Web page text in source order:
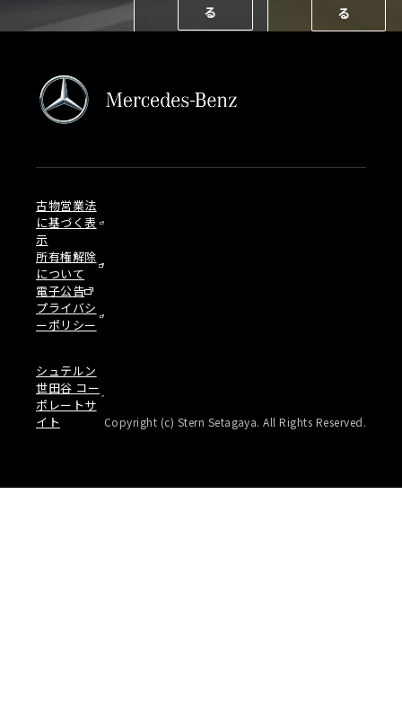
る
る
古物営業法
に基づく表
示
所有権解除
について
電子公告
プライバシ
ーポリシー
シュテルン
世田谷 コー
ポレートサ
イト
Copyright (c) Stern Setagaya. All Rights Reserved.